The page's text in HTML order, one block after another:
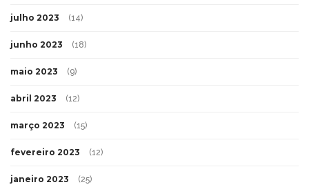
julho 2023 (14)
junho 2023 (18)
maio 2023 (9)
abril 2023 (12)
março 2023 (15)
fevereiro 2023 (12)
janeiro 2023 (25)